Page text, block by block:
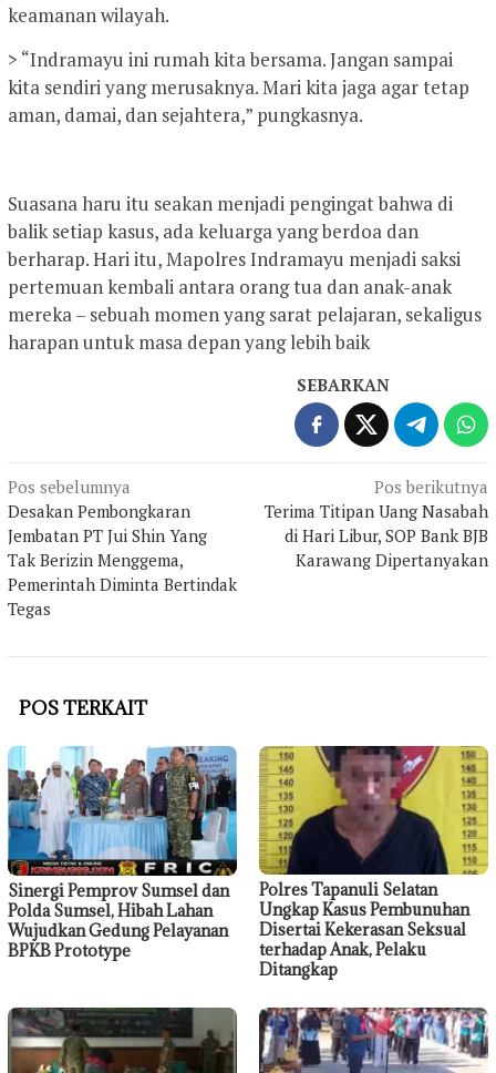
keamanan wilayah.
> “Indramayu ini rumah kita bersama. Jangan sampai
kita sendiri yang merusaknya. Mari kita jaga agar tetap
aman, damai, dan sejahtera,” pungkasnya.
Suasana haru itu seakan menjadi pengingat bahwa di
balik setiap kasus, ada keluarga yang berdoa dan
berharap. Hari itu, Mapolres Indramayu menjadi saksi
pertemuan kembali antara orang tua dan anak-anak
mereka – sebuah momen yang sarat pelajaran, sekaligus
harapan untuk masa depan yang lebih baik
SEBARKAN
Navigasi
pos
Pos sebelumnya
Desakan Pembongkaran
Jembatan PT Jui Shin Yang
Tak Berizin Menggema,
Pemerintah Diminta Bertindak
Tegas
Pos berikutnya
Terima Titipan Uang Nasabah
di Hari Libur, SOP Bank BJB
Karawang Dipertanyakan
POS TERKAIT
Sinergi Pemprov Sumsel dan
Polda Sumsel, Hibah Lahan
Wujudkan Gedung Pelayanan
BPKB Prototype
Polres Tapanuli Selatan
Ungkap Kasus Pembunuhan
Disertai Kekerasan Seksual
terhadap Anak, Pelaku
Ditangkap